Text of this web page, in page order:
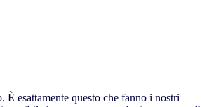
esattamente questo che fanno i nostri